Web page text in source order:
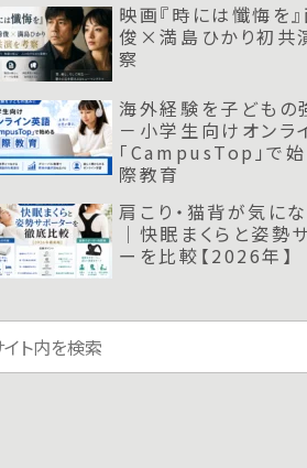
映画『時には懺悔を
俊×満島ひかり初共
察
海外経験を子どもの
－小学生向けオンラ
「CampusTop」で
際教育
肩こり・猫背が気に
｜快眠まくらと姿勢
ーを比較【2026年】